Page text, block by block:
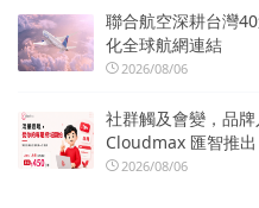
聯合航空深耕台灣
化全球航網連結
2026/08/06
社群觸及會變，品
Cloudmax 匯智推
2026/08/06